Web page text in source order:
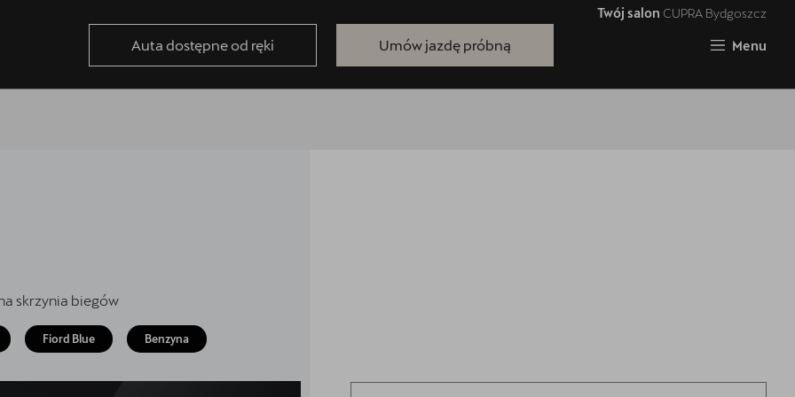
Twój salon CUPRA Bydgoszcz
Auta dostępne od ręki Umów jazdę próbną Menu
Zamknij
skrzynia biegów
Fiord Blue Benzyna